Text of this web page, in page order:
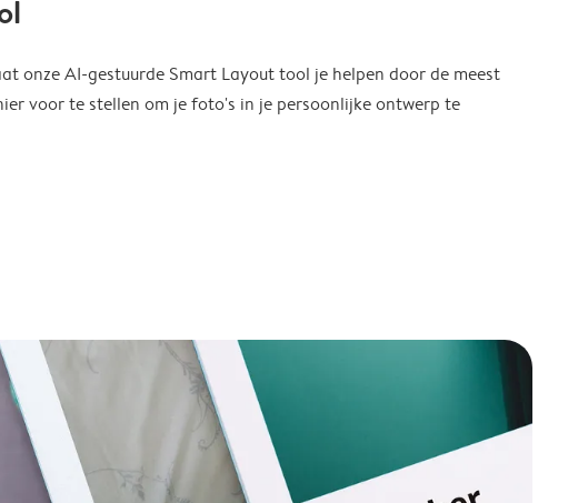
onze AI-gestuurde Smart Layout tool je helpen door de meest
voor te stellen om je foto's in je persoonlijke ontwerp te